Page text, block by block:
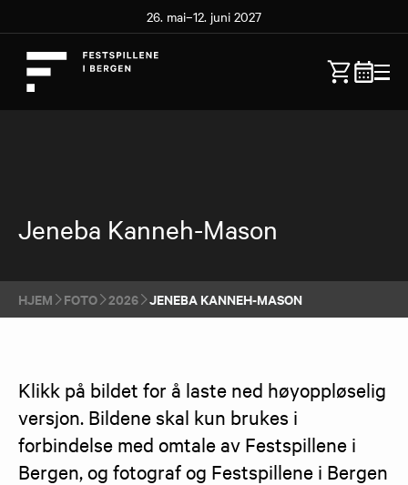
26. mai–12. juni 2027
Jeneba Kanneh-Mason
HJEM FOTO 2026 JENEBA KANNEH-MASON
Klikk på bildet for å laste ned høyoppløselig
versjon. Bildene skal kun brukes i
forbindelse med omtale av Festspillene i
Bergen, og fotograf og Festspillene i Bergen